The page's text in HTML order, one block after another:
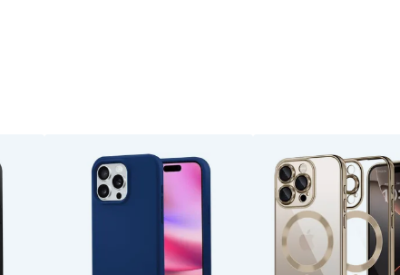
7350149975046
Skal